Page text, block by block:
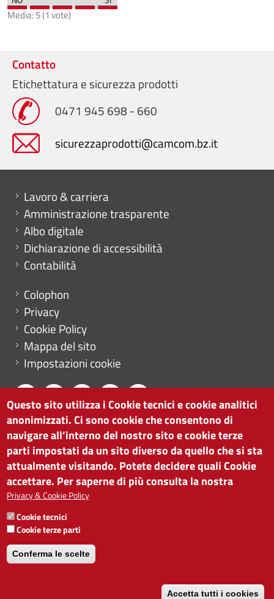
Media:5(1 vote)
Contatto
Etichettatura e sicurezza prodotti
0471 945 698 - 660
sicurezzaprodotti@camcom.bz.it
Mini menu di servizio
Lavoro & carriera
Amministrazione trasparente
Albo digitale
Dichiarazione di accessibilità
Contabilità
Menu footer
Colophon
Privacy
Cookie Policy
Mappa del sito
Impostazioni cookie
CAMERA DI COMMERCIO DI BOLZANO
via Alto Adige 60 | I-39100 Bolzano
tel. 0471 945 511 |info@camcom.bz.it
Partita IVA: 00376420212
ISTITUTO PER LA PROMOZIONE DELLO
SVILUPPO ECONOMICO
Partita IVA: 01716880214
Questo sito utilizza i Cookie tecnici e cookie analitici
anonimizzati. Ci sono cookie che consentono di
navigare all’interno del nostro sito e cookie terze
parti impostati da un sito diverso da quello che si sta
attualmente visitando. Potete decidere quali Cookie
accettare. Per saperne di più consulta la nostra
Privacy & Cookie Policy
Cookie tecnici
Cookie terze parti
Conferma le scelte
Accetta tutti i cookies